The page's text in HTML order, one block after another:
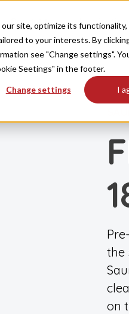
site, optimize its
to your interests. By
see "Change settings".
Seetings" in the footer.
Change settings I
Produkte Inspiration
the
on